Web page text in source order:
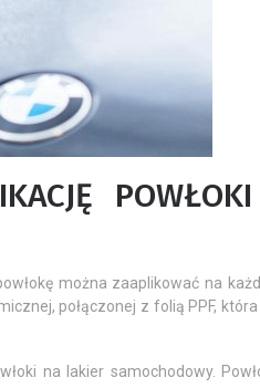
można zaaplikować na
połączonej z folią PPF,
na lakier samochodowy.